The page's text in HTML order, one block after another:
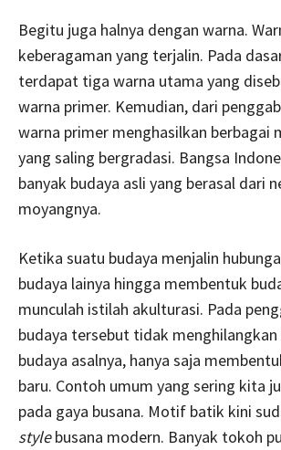
Begitu juga halnya dengan warna.
keberagaman yang terjalin. Pada
terdapat tiga warna utama yang
warna primer. Kemudian, dari
warna primer menghasilkan berbagai
yang saling bergradasi. Bangsa
banyak budaya asli yang berasal dari
moyangnya.
Ketika suatu budaya menjalin
budaya lainya hingga membentuk
munculah istilah akulturasi. Pada
budaya tersebut tidak menghilangkan
budaya asalnya, hanya saja
baru. Contoh umum yang sering kita
pada gaya busana. Motif batik kini
stylebusana modern. Banyak tokoh